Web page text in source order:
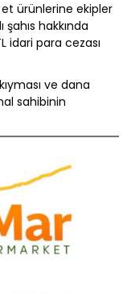
ürünlerine ekipler
hakkında
idari para cezası
ve dana
sahibinin